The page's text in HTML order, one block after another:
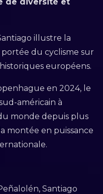
illustre la
portée du cyclisme sur
européens.
en 2024, le
américain à
monde depuis plus
montée en puissance
Santiago